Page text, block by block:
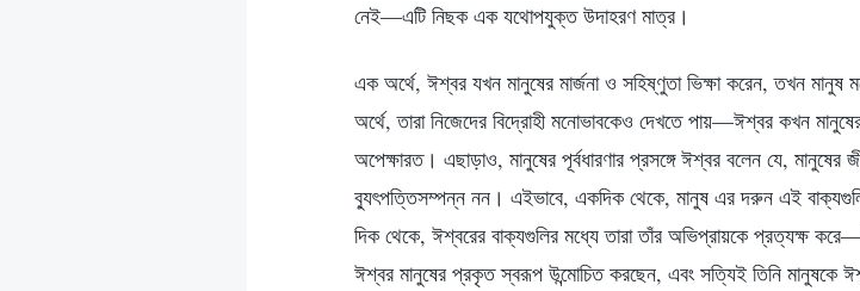
নেই—এটি নিছক এক যথোপযুক্ত উদাহরণ মাত্র।
এক অর্থে, ঈশ্বর যখন মানুষের মার্জনা ও সহিষ্ণুতা ভিক্ষা করেন, তখন
অর্থে, তারা নিজেদের বিদ্রোহী মনোভাবকেও দেখতে পায়—ঈশ্বর কখন
অপেক্ষারত। এছাড়াও, মানুষের পূর্বধারণার প্রসঙ্গে ঈশ্বর বলেন যে, মানুষের
ব্যুৎপত্তিসম্পন্ন নন। এইভাবে, একদিক থেকে, মানুষ এর দরুন এই
দিক থেকে, ঈশ্বরের বাক্যগুলির মধ্যে তারা তাঁর অভিপ্রায়কে প্রত্যক্ষ
ঈশ্বর মানুষের প্রকৃত স্বরূপ উন্মোচিত করছেন, এবং সত্যিই তিনি মানুষকে